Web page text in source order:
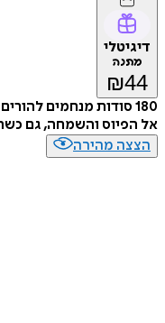
דיגיטלי
מתנה
₪44
180 סודות מנחמים
אל הפיוס והשמחה, גם
הצצה מהירה